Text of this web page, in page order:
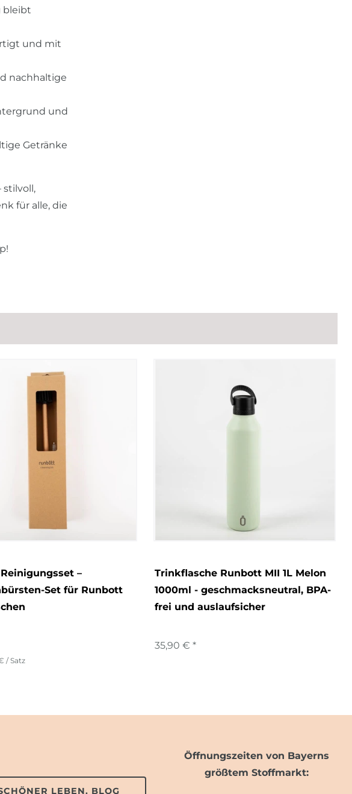
bleibt
und mit
nachhaltige
und
Getränke
stilvoll,
für alle, die
–
Set für Runbott
/ Satz
Trinkflasche Runbott MII 1L Melon
1000ml - geschmacksneutral, BPA-
frei und auslaufsicher
35,90 € *
LEBEN. BLOG
Öffnungszeiten von Bayerns
größtem Stoffmarkt: